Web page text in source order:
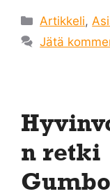
Kategoriat
Artikkeli,
Jätä
n retki